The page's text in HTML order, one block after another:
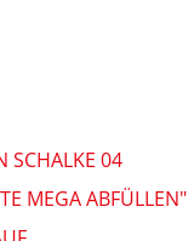
SCHALKE 04
MEGA ABFÜLLEN"